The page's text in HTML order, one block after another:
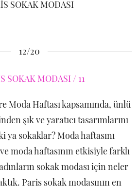
SOKAK MODASI
12/20
Moda Haftası kapsamında, ünlü
şık ve yaratıcı tasarımlarını
ya sokaklar? Moda haftasını
moda haftasının etkisiyle farklı
sokak modası için neler
Paris sokak modasının en